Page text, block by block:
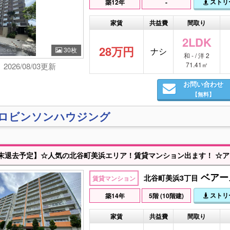
30枚
2026/08/03更新
築12年 -
家賃 共益費 間取り
28万円 ナシ
2LDK
和 - / 洋 2
71.41㎡
お問い合わせ
【無料】
ビンソンハウジング
賃貸マンション 北谷町美浜3丁目 ベア
築14年 5階 (10階建) スト
家賃 共益費 間取り